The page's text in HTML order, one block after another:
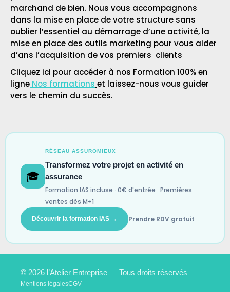
marchand de bien. Nous vous accompagnons
dans la mise en place de votre structure sans
oublier l’essentiel au démarrage d’une activité, la
mise en place des outils marketing pour vous aider
d’ans l’acquisition de vos premiers clients
Cliquez ici pour accéder à nos Formation 100% en
ligne Nos formations et laissez-nous vous guider
vers le chemin du succès.
🎓
RÉSEAU ASSUROMIEUX
Transformez votre projet en activité en
assurance
Formation IAS incluse · 0€ d'entrée · Premières
ventes dès M+1
Découvrir la formation IAS → Prendre RDV gratuit
© 2026 l’Atelier Entreprise — Tous droits réservés
Mentions légalesCGV